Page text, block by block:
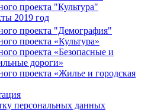
проекта "Культура"
2019 год
проекта "Демография"
проекта «Культура»
проекта «Безопасные и
дороги»
проекта «Жилье и городская
персональных данных